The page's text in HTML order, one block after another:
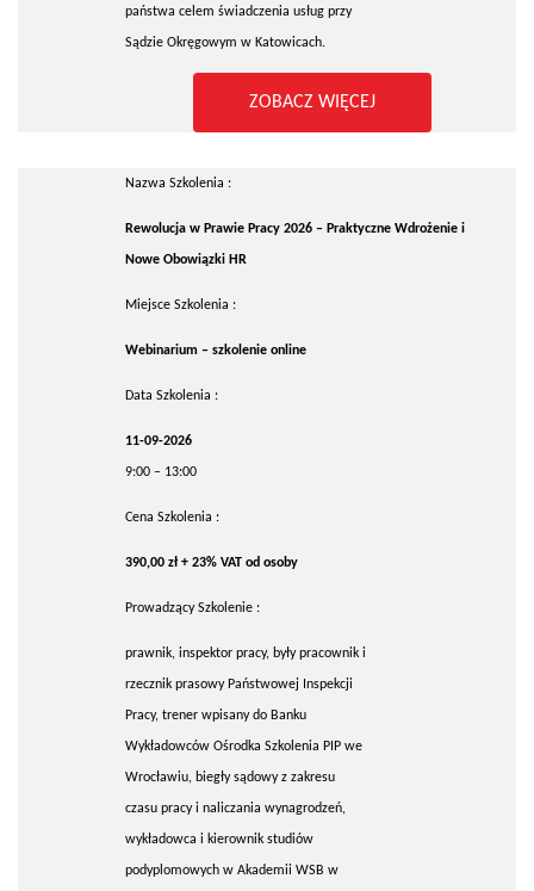
państwa celem świadczenia usług przy
Sądzie Okręgowym w Katowicach.
ZOBACZ WIĘCEJ
Nazwa Szkolenia :
Rewolucja w Prawie Pracy 2026 – Praktyczne Wdrożenie i
Nowe Obowiązki HR
Miejsce Szkolenia :
Webinarium – szkolenie online
Data Szkolenia :
11-09-2026
9:00 – 13:00
Cena Szkolenia :
390,00 zł + 23% VAT od osoby
Prowadzący Szkolenie :
prawnik, inspektor pracy, były pracownik i
rzecznik prasowy Państwowej Inspekcji
Pracy, trener wpisany do Banku
Wykładowców Ośrodka Szkolenia PIP we
Wrocławiu, biegły sądowy z zakresu
czasu pracy i naliczania wynagrodzeń,
wykładowca i kierownik studiów
podyplomowych w Akademii WSB w